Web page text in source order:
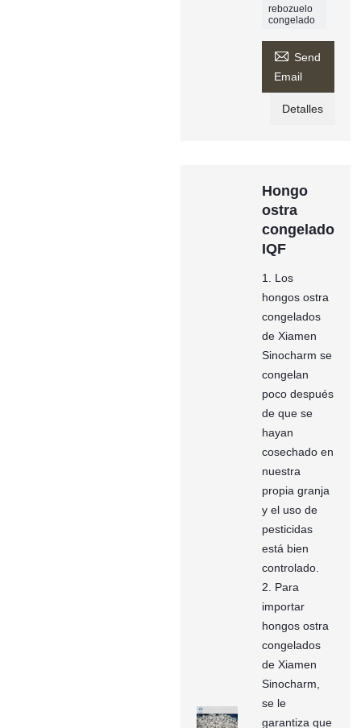
rebozuelo
congelado
 Send
Email
Detalles
Hongo
ostra
congelado
IQF
1. Los
hongos ostra
congelados
de Xiamen
Sinocharm se
congelan
poco después
de que se
hayan
cosechado en
nuestra
propia granja
y el uso de
pesticidas
está bien
controlado.
2. Para
importar
hongos ostra
congelados
de Xiamen
Sinocharm,
se le
garantiza que